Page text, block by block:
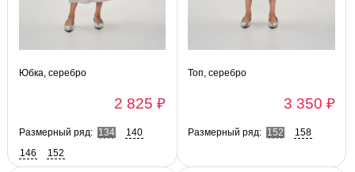
Юбка, серебро
2 825 ₽
Размерный ряд: 134
140
146
152
Топ, серебро
3 350 ₽
Размерный ряд: 152 158